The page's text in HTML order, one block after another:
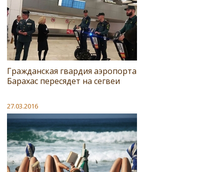
Гражданская гвардия аэропорта
Барахас пересядет на сегвеи
27.03.2016